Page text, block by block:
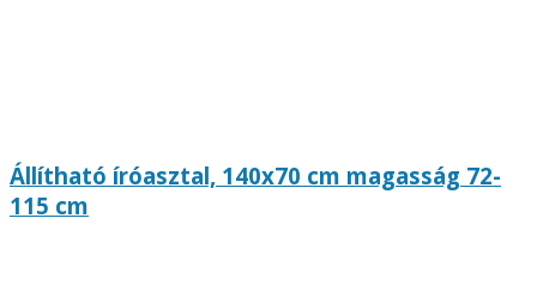
Állítható íróasztal, 140x70 cm magasság 72-
115 cm